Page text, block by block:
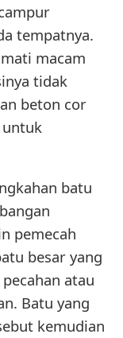
tempatnya.
macam
tidak
beton cor
batu
pemecah
besar yang
atau
Batu yang
kemudian